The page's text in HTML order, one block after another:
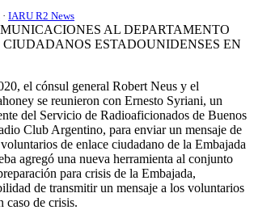
· IARU R2 News
el cónsul general Robert Neus y el
se reunieron con Ernesto Syriani, un
del Servicio de Radioaficionados de Buenos
Club Argentino, para enviar un mensaje de
de enlace ciudadano de la Embajada
agregó una nueva herramienta al conjunto
para crisis de la Embajada,
de transmitir un mensaje a los voluntarios
caso de crisis.